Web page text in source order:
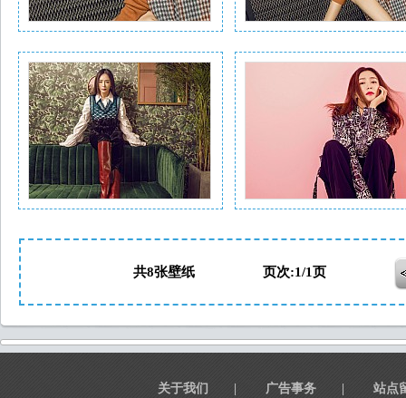
共8张壁纸 页次:1/1页
关于我们 广告事务 站点